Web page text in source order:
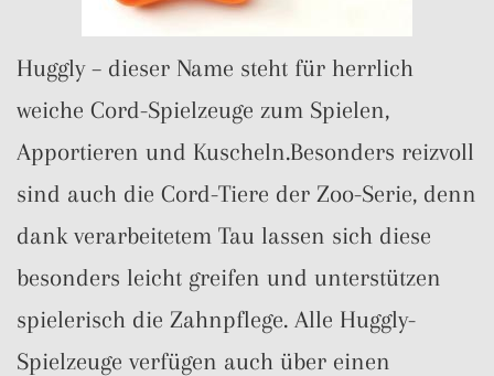
Huggly – dieser Name steht für herrlich
weiche Cord-Spielzeuge zum Spielen,
Apportieren und Kuscheln.Besonders reizvoll
sind auch die Cord-Tiere der Zoo-Serie, denn
dank verarbeitetem Tau lassen sich diese
besonders leicht greifen und unterstützen
spielerisch die Zahnpflege. Alle Huggly-
Spielzeuge verfügen auch über einen